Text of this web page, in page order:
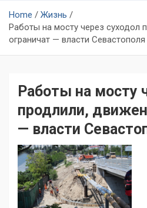
Home
Жизнь
Работы на мосту через суходол
ограничат — власти Севастополя
Работы на мосту
продлили,
— власти